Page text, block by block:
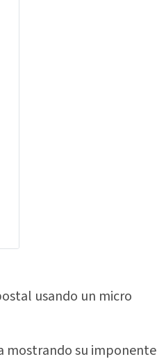
usando un micro
mostrando su imponente